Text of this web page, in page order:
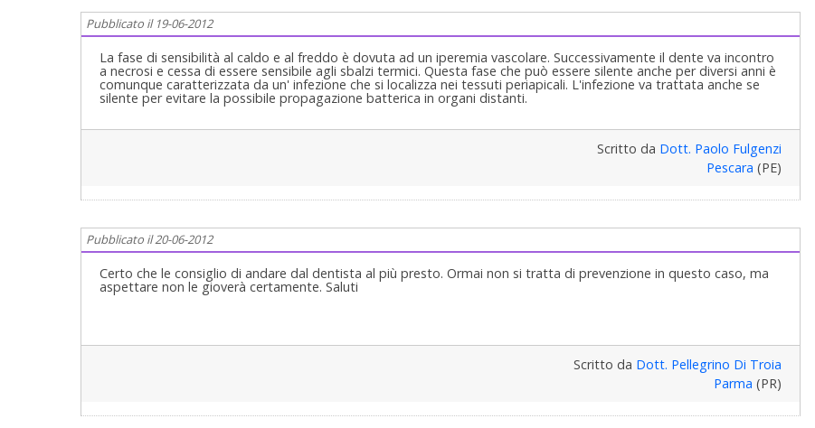
Pubblicato il 19-06-2012
La fase di sensibilità al caldo e al freddo è dovuta ad un iperemia vascolare. Successivamente il dente va incontro
a necrosi e cessa di essere sensibile agli sbalzi termici. Questa fase che può essere silente anche per diversi anni è
comunque caratterizzata da un' infezione che si localizza nei tessuti periapicali. L'infezione va trattata anche se
silente per evitare la possibile propagazione batterica in organi distanti.
Scritto da Dott. Paolo Fulgenzi
Pescara (PE)
Pubblicato il 20-06-2012
Certo che le consiglio di andare dal dentista al più presto. Ormai non si tratta di prevenzione in questo caso, ma
aspettare non le gioverà certamente. Saluti
Scritto da Dott. Pellegrino Di Troia
Parma (PR)